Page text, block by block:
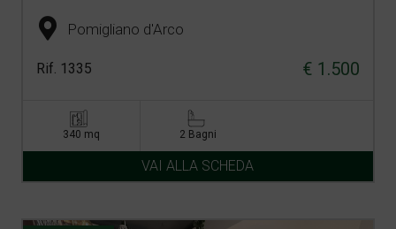
Pomigliano d'Arco
Rif. 1335 € 1.500
340 mq 2 Bagni
VAI ALLA SCHEDA